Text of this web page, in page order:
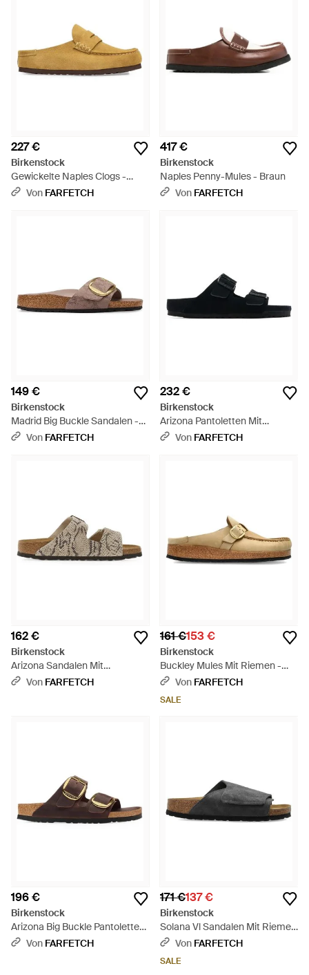
227 €
Birkenstock
Gewickelte Naples Clogs -
Natur
Von FARFETCH
417 €
Birkenstock
Naples Penny-Mules - Braun
Von FARFETCH
149 €
Birkenstock
Madrid Big Buckle Sandalen -
Braun
Von FARFETCH
232 €
Birkenstock
Arizona Pantoletten Mit
Schnallen - Schwarz
Von FARFETCH
162 €
Birkenstock
Arizona Sandalen Mit
Schlangeneffekt - Weiß
Von FARFETCH
161 €153 €
Birkenstock
Buckley Mules Mit Riemen -
Braun
Von FARFETCH
SALE
196 €
Birkenstock
Arizona Big Buckle Pantoletten
- Braun
Von FARFETCH
171 €137 €
Birkenstock
Solana Vl Sandalen Mit Riemen
- Schwarz
Von FARFETCH
SALE